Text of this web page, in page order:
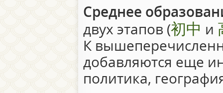
Среднее
двух этапов (初中 и
К
добавляются еще
политика,